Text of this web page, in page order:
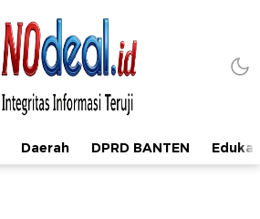
Daerah DPRD BANTEN